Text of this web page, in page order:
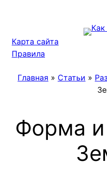
Карта сайта
Правила
Главная » Статьи »
Форма